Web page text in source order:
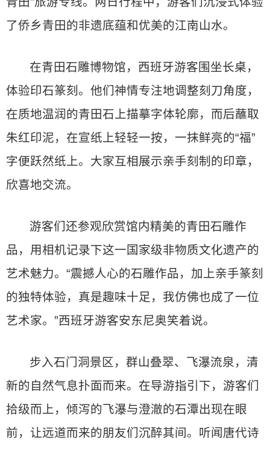
了侨乡青田的非遗底蕴和优美的江南山水。
在青田石雕博物馆，西班牙游客围坐长桌，
体验印石篆刻。他们神情专注地调整刻刀角度，
在质地温润的青田石上描摹字体轮廓，而后蘸取
朱红印泥，在宣纸上轻轻一按，一抹鲜亮的“福”
字便跃然纸上。大家互相展示亲手刻制的印章，
欣喜地交流。
游客们还参观欣赏馆内精美的青田石雕作
品，用相机记录下这一国家级非物质文化遗产的
艺术魅力。“震撼人心的石雕作品，加上亲手篆刻
的独特体验，真是趣味十足，我仿佛也成了一位
艺术家。”西班牙游客安东尼奥笑着说。
步入石门洞景区，群山叠翠、飞瀑流泉，清
新的自然气息扑面而来。在导游指引下，游客们
拾级而上，倾泻的飞瀑与澄澈的石潭出现在眼
前，让远道而来的朋友们沉醉其间。听闻唐代诗